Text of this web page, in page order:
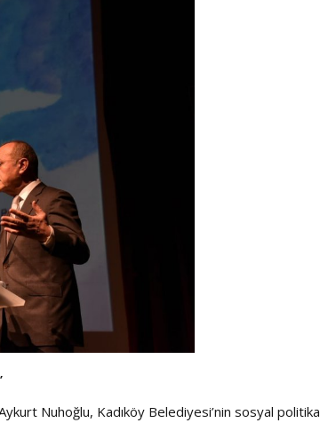
Nuhoğlu, Kadıköy Belediyesi’nin sosyal politika